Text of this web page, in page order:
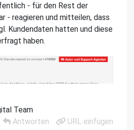
- für den Rest der
- reagieren und mitteilen, dass
Kundendaten hatten und diese
haben.
Team
Antworten
URL einfügen